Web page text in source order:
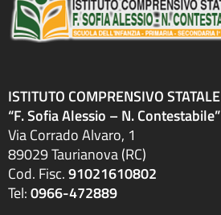
ISTITUTO COMPRENSIVO STATALE
“F. Sofia Alessio – N. Contestabile”
Via Corrado Alvaro, 1
89029 Taurianova (RC)
Cod. Fisc.91021610802
Tel:0966-472889